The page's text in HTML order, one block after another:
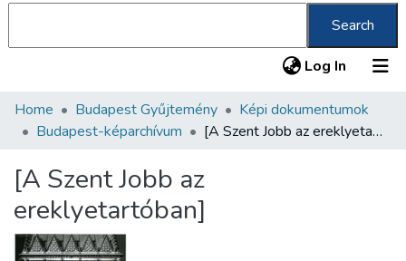
Search
Log In (current)
Communities & Collections
Statistics
About us
Home Budapest Gyűjtemény
Képi dokumentumok
Budapest-képarchívum
[A Szent Jobb az ereklyetartóban]
[A Szent Jobb az
ereklyetartóban]